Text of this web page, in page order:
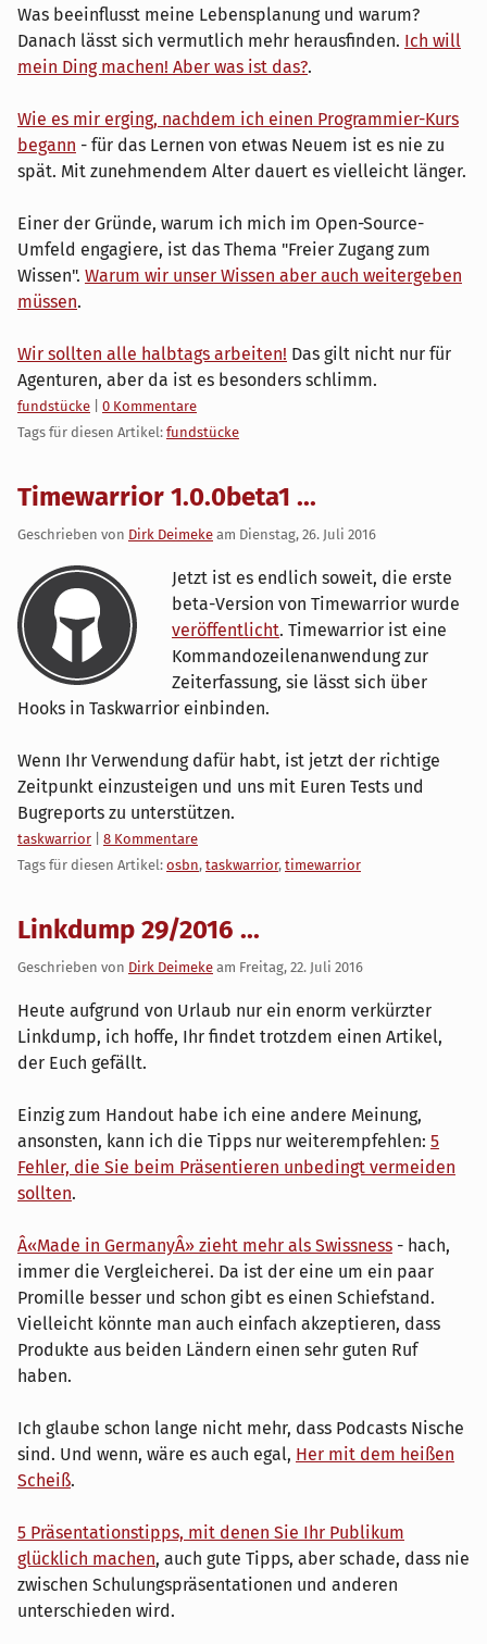
Was beeinflusst meine Lebensplanung und warum?
Danach lässt sich vermutlich mehr herausfinden. Ich will
mein Ding machen! Aber was ist das?.
Wie es mir erging, nachdem ich einen Programmier-Kurs
begann - für das Lernen von etwas Neuem ist es nie zu
spät. Mit zunehmendem Alter dauert es vielleicht länger.
Einer der Gründe, warum ich mich im Open-Source-
Umfeld engagiere, ist das Thema "Freier Zugang zum
Wissen". Warum wir unser Wissen aber auch weitergeben
müssen.
Wir sollten alle halbtags arbeiten! Das gilt nicht nur für
Agenturen, aber da ist es besonders schlimm.
Kategorien:
fundstücke
0 Kommentare
Tags für diesen Artikel: fundstücke
Timewarrior 1.0.0beta1 ...
Geschrieben von Dirk Deimeke am Dienstag, 26. Juli 2016
Jetzt ist es endlich soweit, die erste
beta-Version von Timewarrior wurde
veröffentlicht. Timewarrior ist eine
Kommandozeilenanwendung zur
Zeiterfassung, sie lässt sich über
Hooks in Taskwarrior einbinden.
Wenn Ihr Verwendung dafür habt, ist jetzt der richtige
Zeitpunkt einzusteigen und uns mit Euren Tests und
Bugreports zu unterstützen.
Kategorien:
taskwarrior
8 Kommentare
Tags für diesen Artikel: osbn, taskwarrior, timewarrior
Linkdump 29/2016 ...
Geschrieben von Dirk Deimeke am Freitag, 22. Juli 2016
Heute aufgrund von Urlaub nur ein enorm verkürzter
Linkdump, ich hoffe, Ihr findet trotzdem einen Artikel,
der Euch gefällt.
Einzig zum Handout habe ich eine andere Meinung,
ansonsten, kann ich die Tipps nur weiterempfehlen: 5
Fehler, die Sie beim Präsentieren unbedingt vermeiden
sollten.
Â«Made in GermanyÂ» zieht mehr als Swissness - hach,
immer die Vergleicherei. Da ist der eine um ein paar
Promille besser und schon gibt es einen Schiefstand.
Vielleicht könnte man auch einfach akzeptieren, dass
Produkte aus beiden Ländern einen sehr guten Ruf
haben.
Ich glaube schon lange nicht mehr, dass Podcasts Nische
sind. Und wenn, wäre es auch egal, Her mit dem heißen
Scheiß.
5 Präsentationstipps, mit denen Sie Ihr Publikum
glücklich machen, auch gute Tipps, aber schade, dass nie
zwischen Schulungspräsentationen und anderen
unterschieden wird.